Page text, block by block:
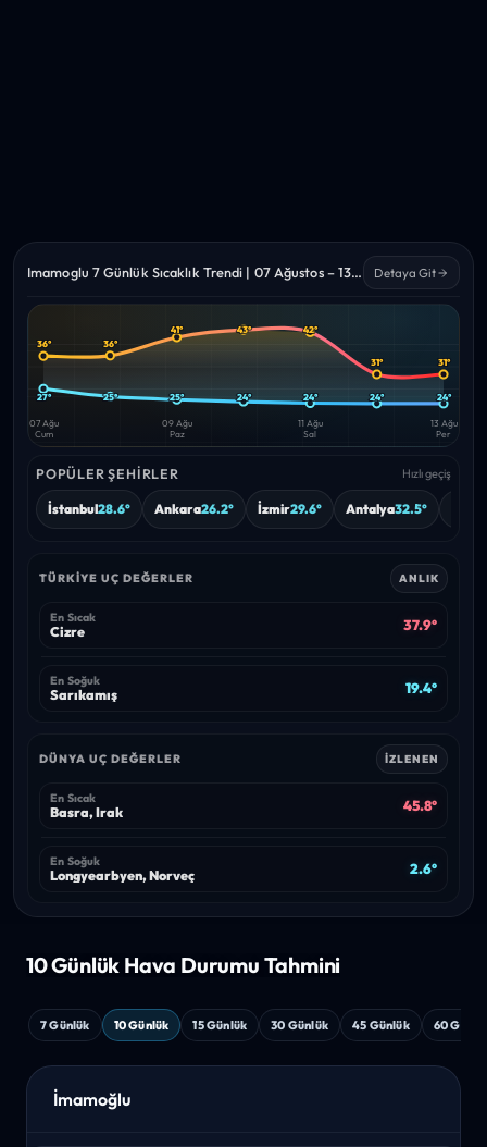
Imamoglu 7 Günlük Sıcaklık Trendi | 07 Ağustos – 13 Ağustos 2026 Detaya Git
—
Düşük
36°
27°
36°
25°
41°
25°
43°
24°
42°
24°
31°
24°
31°
24°
07 Ağu
Cum
09 Ağu
Paz
11 Ağu
Sal
13 Ağu
Per
POPÜLER ŞEHIRLER Hızlı geçiş
İstanbul28.6° Ankara26.2° İzmir29.6° Antalya32.5°
TÜRKIYE UÇ DEĞERLER ANLIK
En Sıcak
Cizre 37.9°
En Soğuk
Sarıkamış 19.4°
DÜNYA UÇ DEĞERLER İZLENEN
En Sıcak
Basra, Irak 45.8°
En Soğuk
Longyearbyen, Norveç 2.6°
10 Günlük Hava Durumu Tahmini
7 Günlük 10 Günlük 15 Günlük 30 Günlük 45 Günlük 60
İmamoğlu